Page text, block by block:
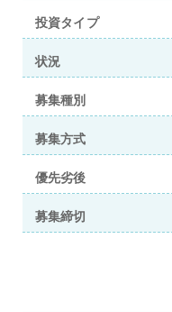
投資タイプ
状況
募集種別
募集方式
優先劣後
募集締切